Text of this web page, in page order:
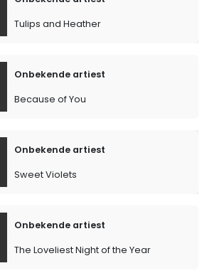
Tulips and Heather
Onbekende artiest
Because of You
Onbekende artiest
Sweet Violets
Onbekende artiest
The Loveliest Night of the Year